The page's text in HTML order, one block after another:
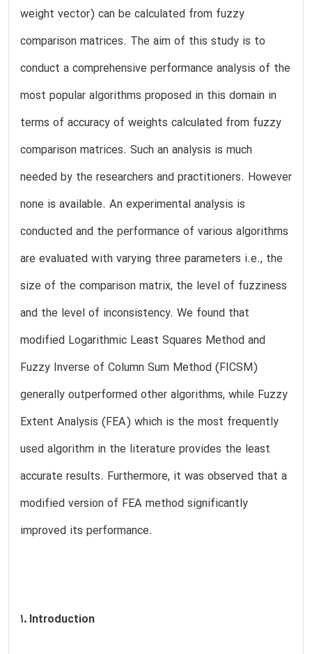
weight vector) can be calculated from fuzzy
comparison matrices. The aim of this study is to
conduct a comprehensive performance analysis of the
most popular algorithms proposed in this domain in
terms of accuracy of weights calculated from fuzzy
comparison matrices. Such an analysis is much
needed by the researchers and practitioners. However
none is available. An experimental analysis is
conducted and the performance of various algorithms
are evaluated with varying three parameters i.e., the
size of the comparison matrix, the level of fuzziness
and the level of inconsistency. We found that
modified Logarithmic Least Squares Method and
Fuzzy Inverse of Column Sum Method (FICSM)
generally outperformed other algorithms, while Fuzzy
Extent Analysis (FEA) which is the most frequently
used algorithm in the literature provides the least
accurate results. Furthermore, it was observed that a
modified version of FEA method significantly
improved its performance.
1. Introduction